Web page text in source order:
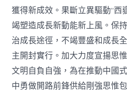
獲得新成效。果斷立異驅動“西
竭塑造成長新動能新上風。保
治成長途徑，不竭豐盛和成長
主開封實行。加大力度宣揚思
文明自負自強，為在推動中國
中勇做開路前鋒供給剛強思惟